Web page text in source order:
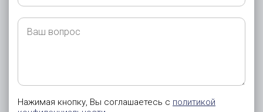
Ваш
вопрос
Нажимая кнопку, Вы соглашаетесь с политикой